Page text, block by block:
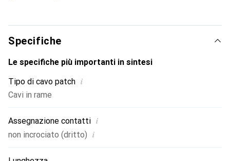
Specifiche
Le specifiche più importanti in sintesi
Tipo di cavo patch i
Cavi in rame
Assegnazione contatti i
non incrociato (dritto) i